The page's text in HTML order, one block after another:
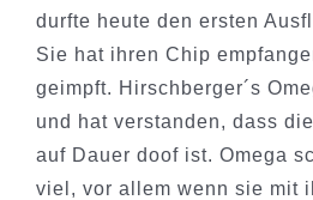
durfte heute den ersten
Sie hat ihren Chip
geimpft. Hirschberger´s
und hat verstanden, dass
auf Dauer doof ist. Omega
viel, vor allem wenn sie mit